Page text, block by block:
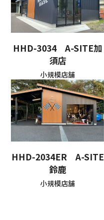
HHD-3034 A-SITE加
須店
小規模店舗
HHD-2034ER A-SITE
鈴鹿
小規模店舗